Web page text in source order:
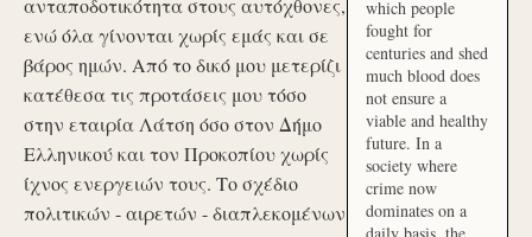
ανταποδοτικότητα στους αυτόχθονες,
ενώ όλα γίνονται χωρίς εμάς και σε
βάρος ημών. Από το δικό μου μετερίζι
κατέθεσα τις προτάσεις μου τόσο
στην εταιρία Λάτση όσο στον Δήμο
Ελληνικού και τον Προκοπίου χωρίς
ίχνος ενεργειών τους. Το σχέδιο
πολιτικών - αιρετών - διαπλεκομένων
which people
fought for
centuries and shed
much blood does
not ensure a
viable and healthy
future. In a
society where
crime now
dominates on a